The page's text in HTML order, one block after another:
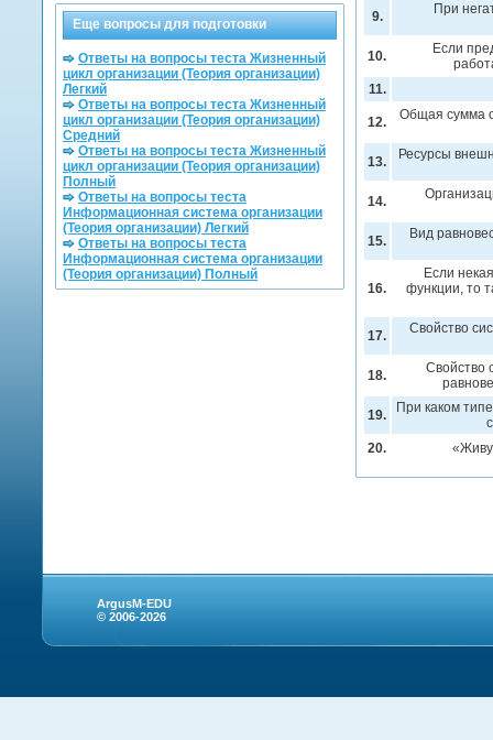
9. При
10.
Если
11.
12. Общая сумма
13. Ресурсы
14.
15. Вид
16.
Если
функции, то
17. Свойство
18.
Свойство
19.
При каком
20.
Еще вопросы для подготовки
Ответы на вопросы теста Жизненный
цикл организации (Теория организации)
Легкий
Ответы на вопросы теста Жизненный
цикл организации (Теория организации)
Средний
Ответы на вопросы теста Жизненный
цикл организации (Теория организации)
Полный
Ответы на вопросы теста
Информационная система организации
(Теория организации) Легкий
Ответы на вопросы теста
Информационная система организации
(Теория организации) Полный
ArgusM-EDU
© 2006-2026